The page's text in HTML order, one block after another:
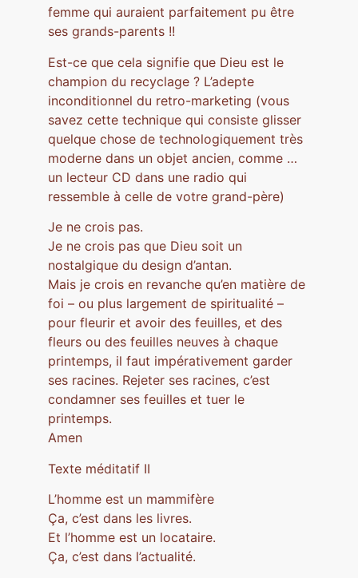
femme qui auraient parfaitement pu être
ses grands-parents !!
Est-ce que cela signifie que Dieu est le
champion du recyclage ? L’adepte
inconditionnel du retro-marketing (vous
savez cette technique qui consiste glisser
quelque chose de technologiquement très
moderne dans un objet ancien, comme …
un lecteur CD dans une radio qui
ressemble à celle de votre grand-père)
Je ne crois pas.
Je ne crois pas que Dieu soit un
nostalgique du design d’antan.
Mais je crois en revanche qu’en matière de
foi – ou plus largement de spiritualité –
pour fleurir et avoir des feuilles, et des
fleurs ou des feuilles neuves à chaque
printemps, il faut impérativement garder
ses racines. Rejeter ses racines, c’est
condamner ses feuilles et tuer le
printemps.
Amen
Texte méditatif II
L’homme est un mammifère
Ça, c’est dans les livres.
Et l’homme est un locataire.
Ça, c’est dans l’actualité.